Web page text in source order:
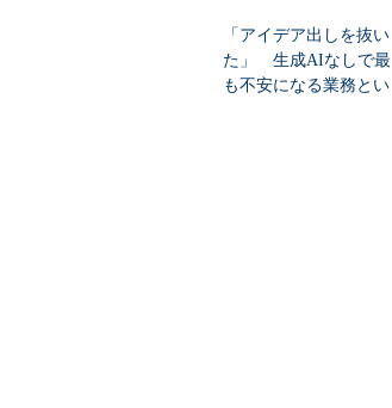
「アイデア出しを抜い
た」 生成AIなしで最
も不安になる業務とい